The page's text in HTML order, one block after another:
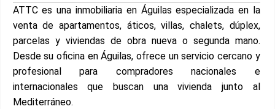
ATTC es una inmobiliaria en Águilas especializada en la
venta de apartamentos, áticos, villas, chalets, dúplex,
parcelas y viviendas de obra nueva o segunda mano.
Desde su oficina en Águilas, ofrece un servicio cercano y
profesional para compradores nacionales e
internacionales que buscan una vivienda junto al
Mediterráneo.